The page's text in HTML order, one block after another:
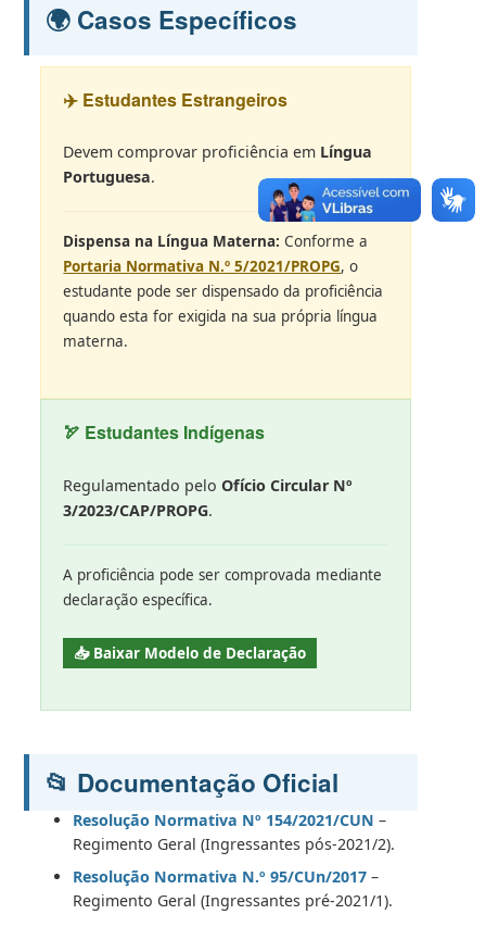
🌍 Casos Específicos
✈️ Estudantes Estrangeiros
Devem comprovar proficiência em Língua
Portuguesa.
Dispensa na Língua Materna: Conforme a
Portaria Normativa N.º 5/2021/PROPG, o
estudante pode ser dispensado da proficiência
quando esta for exigida na sua própria língua
materna.
🏹 Estudantes Indígenas
Regulamentado peloOfício Circular Nº
3/2023/CAP/PROPG.
A proficiência pode ser comprovada mediante
declaração específica.
📥 Baixar Modelo de Declaração
📂 Documentação Oficial
Resolução Normativa Nº 154/2021/CUN –
Regimento Geral (Ingressantes pós-2021/2).
Resolução Normativa N.º 95/CUn/2017 –
Regimento Geral (Ingressantes pré-2021/1).